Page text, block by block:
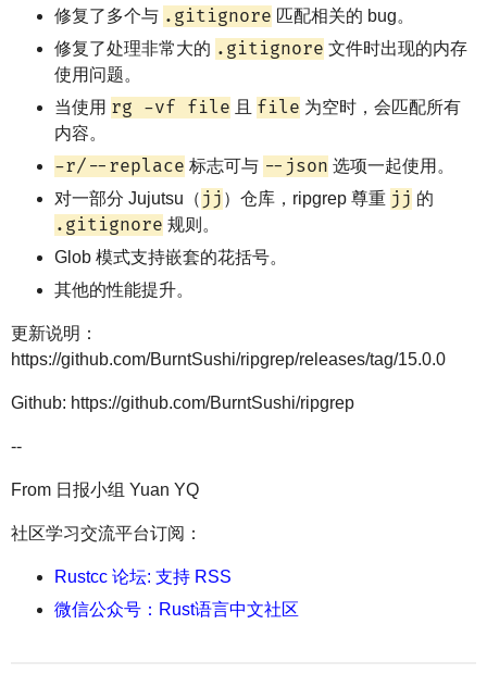
修复了多个与 .gitignore 匹配相关的 bug。
修复了处理非常大的 .gitignore 文件时出现的内存
使用问题。
当使用 rg -vf file 且 file 为空时，会匹配所有
内容。
-r/--replace 标志可与 --json 选项一起使用。
对一部分 Jujutsu（ jj ）仓库，ripgrep 尊重 jj 的
.gitignore 规则。
Glob 模式支持嵌套的花括号。
其他的性能提升。
更新说明：
https://github.com/BurntSushi/ripgrep/releases/tag/15.0.0
Github: https://github.com/BurntSushi/ripgrep
--
From 日报小组 Yuan YQ
社区学习交流平台订阅：
Rustcc 论坛: 支持 RSS
微信公众号：Rust语言中文社区